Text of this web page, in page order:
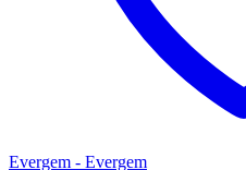
Evergem - Evergem